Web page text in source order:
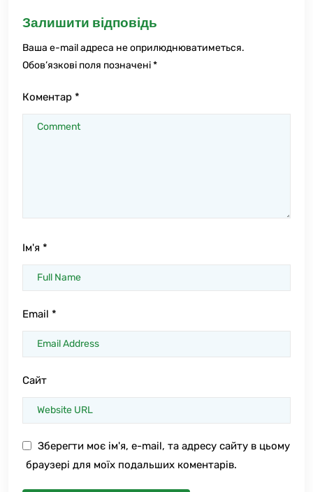
Залишити відповідь
Ваша e-mail адреса не оприлюднюватиметься.
Обов’язкові поля позначені*
Коментар *
Ім'я *
Email *
Сайт
Зберегти моє ім'я, e-mail, та адресу сайту в цьому
браузері для моїх подальших коментарів.